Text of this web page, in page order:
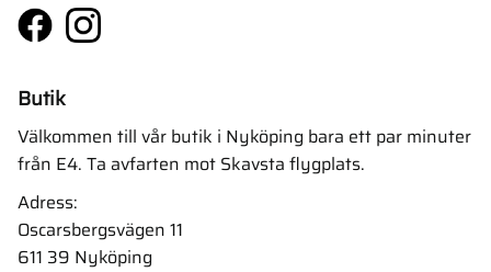
Butik
Välkommen till vår butik i Nyköping bara ett par minuter
från E4. Ta avfarten mot Skavsta flygplats.
Adress:
Oscarsbergsvägen 11
611 39 Nyköping